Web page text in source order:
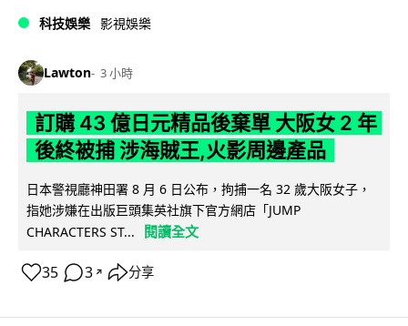
科技娛樂 影視娛樂
Lawton 3 小時
訂購 43 億日元精品後棄單 大阪女 2 年
後終被捕 涉海賊王,火影周邊產品
日本警視廳神田署 8 月 6 日公布，拘捕一名 32 歲大阪女子，
指她涉嫌在出版巨頭集英社旗下官方網店「JUMP
CHARACTERS ST...
閱讀全文
35 3 ↗ 分享